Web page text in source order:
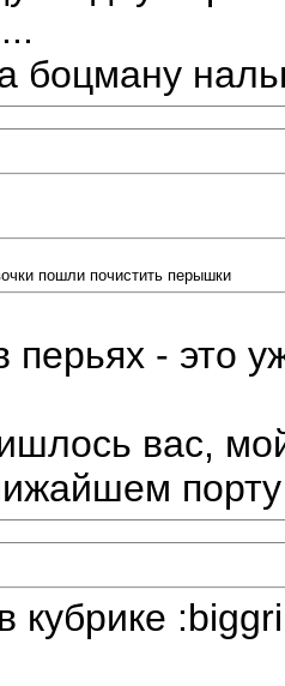
боцману
пошли почистить перышки
перьях - это
вас,
кубрике